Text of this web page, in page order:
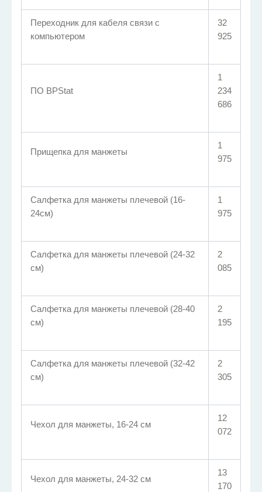
Переходник для кабеля связи с
компьютером
32
925
ПО BPStat
1
234
686
Прищепка для манжеты
1
975
Салфетка для манжеты плечевой (16-
24см)
1
975
Салфетка для манжеты плечевой (24-32
см)
2
085
Салфетка для манжеты плечевой (28-40
см)
2
195
Салфетка для манжеты плечевой (32-42
см)
2
305
Чехол для манжеты, 16-24 см
12
072
Чехол для манжеты, 24-32 см
13
170